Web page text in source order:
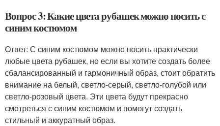
Вопрос 3: Какие цвета рубашек можно носить с
синим костюмом
Ответ: С синим костюмом можно носить практически
любые цвета рубашек, но если вы хотите создать более
сбалансированный и гармоничный образ, стоит обратить
внимание на белый, светло-серый, светло-голубой или
светло-розовый цвета. Эти цвета будут прекрасно
смотреться с синим костюмом и помогут создать
стильный и аккуратный образ.